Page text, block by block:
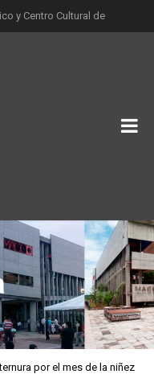
y Centro Cultural de
por el mes de la niñez